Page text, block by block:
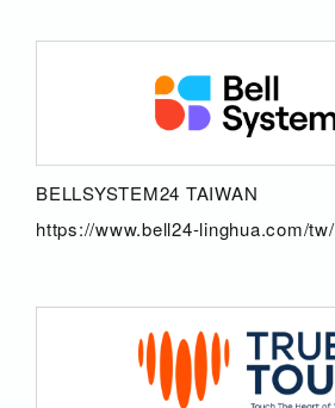
BELLSYSTEM24 TAIWAN
https://www.bell24-linghua.com/tw/